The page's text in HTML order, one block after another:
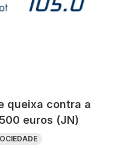
queixa contra a
euros (JN)